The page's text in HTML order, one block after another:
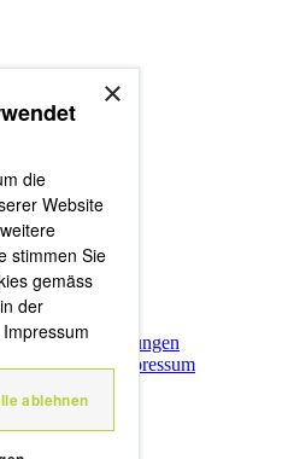
Impressum
×
die
Website
stimmen Sie
gemäss
der
Impressum
ablehnen